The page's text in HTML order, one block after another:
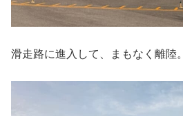
滑走路に進入して、まもなく離陸。